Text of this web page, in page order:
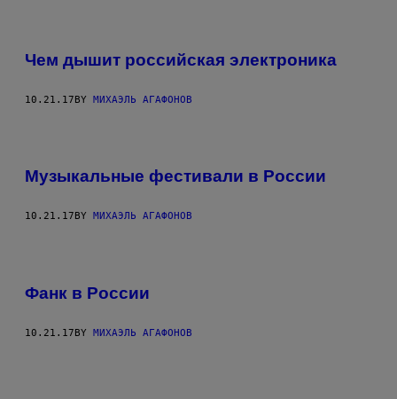
Чем дышит российская электроника
10.21.17BY МИХАЭЛЬ АГАФОНОВ
Музыкальные фестивали в России
10.21.17 BY МИХАЭЛЬ АГАФОНОВ
Фанк в России
10.21.17BY МИХАЭЛЬ АГАФОНОВ